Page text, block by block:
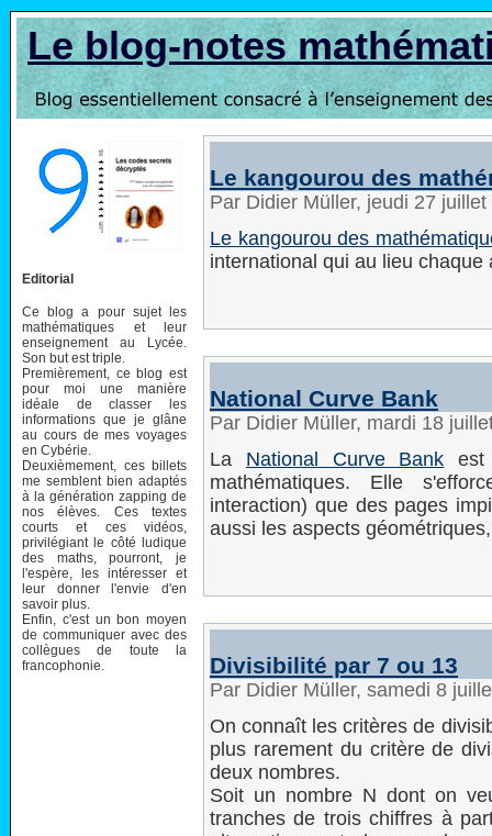
Le blog-notes
Editorial
Ce blog a pour sujet les
mathématiques et leur
enseignement au Lycée.
Son but est triple.
Premièrement, ce blog est
pour moi une manière
idéale de classer les
informations que je glâne
au cours de mes voyages
en Cybérie.
Deuxièmement, ces billets
me semblent bien adaptés
à la génération zapping de
nos élèves. Ces textes
courts et ces vidéos,
privilégiant le côté ludique
des maths, pourront, je
l'espère, les intéresser et
leur donner l'envie d'en
savoir plus.
Enfin, c'est un bon moyen
de communiquer avec des
collègues de toute la
francophonie.
Le kangourou des
Par Didier Müller, jeudi 27
Le kangourou des
international qui au lieu
National Curve Bank
Par Didier Müller, mardi 18
La National Curve Bank est
mathématiques. Elle
interaction) que des pages
aussi les aspects
Divisibilité par 7 ou 13
Par Didier Müller, samedi 8
On connaît les critères de
plus rarement du critère de
deux nombres.
Soit un nombre N dont on
tranches de trois chiffres à